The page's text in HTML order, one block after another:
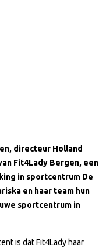
directeur Holland
Fit4Lady Bergen, een
in sportcentrum De
en haar team hun
sportcentrum in
is dat Fit4Lady haar